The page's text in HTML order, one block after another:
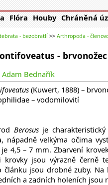
Flóra Houby Chráněná
- bezobratlí >> Arthropoda -
- brvonožec
Adam Bednařík
(Kuwert, 1888) –
– vodomilovití
Berosusje
nápadně velkýma očima
4,5 – 7 mm. Zbarvení
jsou výrazně černě
článku jsou drobné zuby.
a zadních holeních jsou